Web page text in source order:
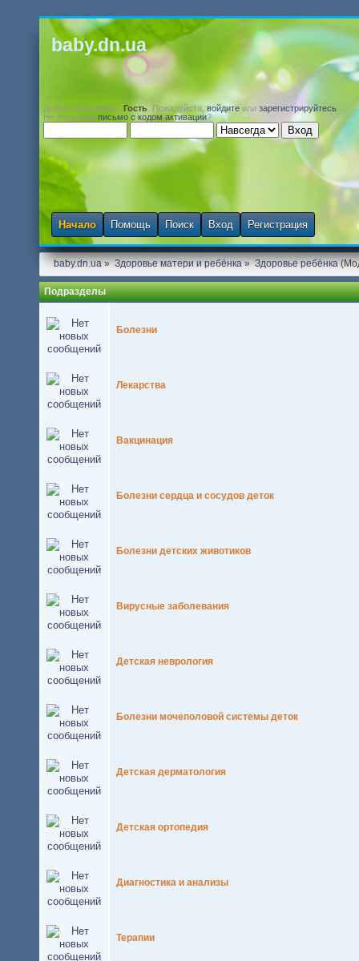
baby.dn.ua
Добро пожаловать, Гость . Пожалуйста,войдите или зарегистрируйтесь
Не получили письмо с кодом активации?
Начало Помощь Поиск Вход Регистрация
baby.dn.ua» Здоровье матери и ребёнка» Здоровье ребёнка
Подразделы
Болезни
Лекарства
Вакцинация
Болезни сердца и сосудов деток
Болезни детских животиков
Вирусные заболевания
Детская неврология
Болезни мочеполовой системы деток
Детская дерматология
Детская ортопедия
Диагностика и анализы
Терапии